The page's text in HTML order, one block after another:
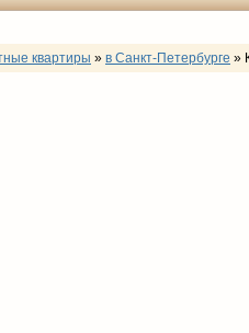
квартиры » в Санкт-Петербурге »